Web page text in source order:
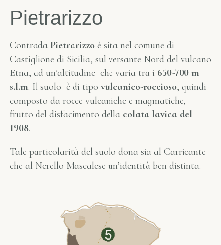
Pietrarizzo
Contrada Pietrarizzo è sita nel comune di
Castiglione di Sicilia, sul versante Nord del vulcano
Etna, ad un’altitudine che varia tra i 650-700 m
s.l.m. Il suolo è di tipo vulcanico-roccioso, quindi
composto da rocce vulcaniche e magmatiche,
frutto del disfacimento della colata lavica del
1908.
Tale particolarità del suolo dona sia al Carricante
che al Nerello Mascalese un’identità ben distinta.